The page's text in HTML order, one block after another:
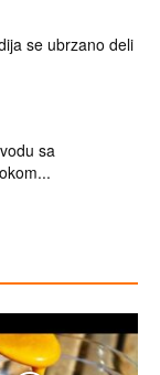
se ubrzano deli
sa